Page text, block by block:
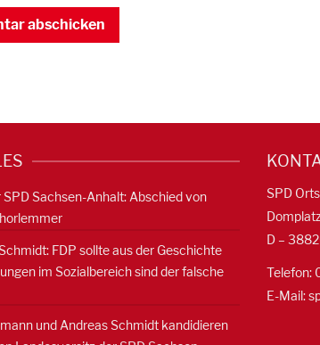
Sachsen-Anhalt: Abschied von
FDP sollte aus der Geschichte
im Sozialbereich sind der falsche
und Andreas Schmidt kandidieren
SPD
D –
Telefon:
E-Mail: